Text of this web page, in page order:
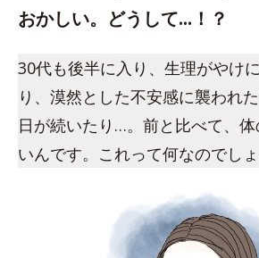
おかしい。どうして…！？
30代も後半に入り、生理がやけ
り、漠然とした不安感に襲われ
日が続いたり…。前と比べて、
いんです。これって何なのでし